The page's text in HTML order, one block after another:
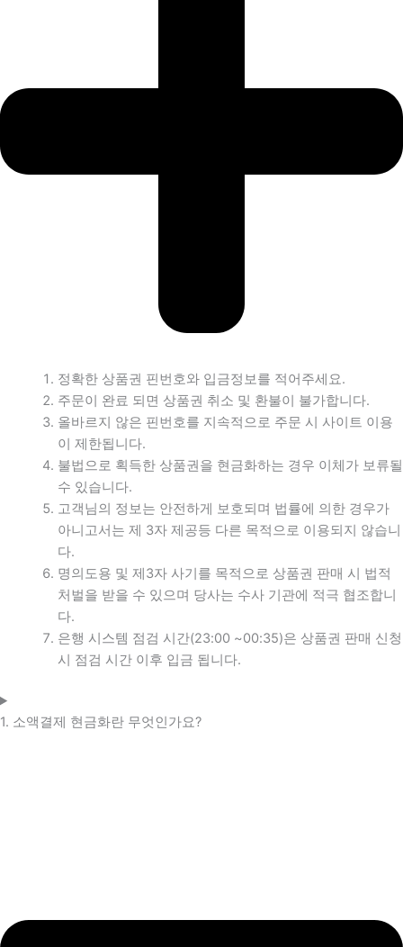
정확한 상품권 핀번호와 입금정보를 적어주세요.
주문이 완료 되면 상품권 취소 및 환불이 불가합니다.
올바르지 않은 핀번호를 지속적으로 주문 시 사이트 이용
이 제한됩니다.
불법으로 획득한 상품권을 현금화하는 경우 이체가 보류될
수 있습니다.
고객님의 정보는 안전하게 보호되며 법률에 의한 경우가
아니고서는 제 3자 제공등 다른 목적으로 이용되지 않습니
다.
명의도용 및 제3자 사기를 목적으로 상품권 판매 시 법적
처벌을 받을 수 있으며 당사는 수사 기관에 적극 협조합니
다.
은행 시스템 점검 시간(23:00 ~00:35)은 상품권 판매 신청
시 점검 시간 이후 입금 됩니다.
1. 소액결제 현금화란 무엇인가요?